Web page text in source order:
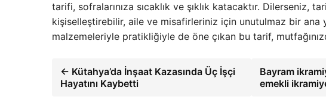
tarifi, sofralarınıza sıcaklık ve şıklık katacaktır. Dilerseniz,
kişiselleştirebilir, aile ve misafirleriniz için unutulmaz bir ana
malzemeleriyle pratikliğiyle de öne çıkan bu tarif,
← Kütahya’da İnşaat Kazasında Üç İşçi
Hayatını Kaybetti
Bayram
emekli